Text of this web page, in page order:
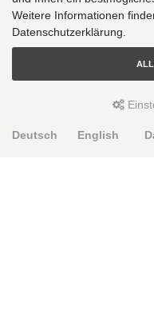
Weitere Informationen
Datenschutzerklärung.
Deutsch English